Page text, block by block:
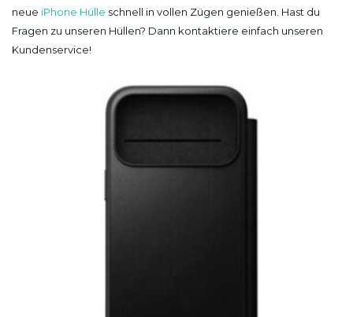
neue iPhone Hülle schnell in vollen Zügen genießen. Hast du
Fragen zu unseren Hüllen? Dann kontaktiere einfach unseren
Kundenservice!